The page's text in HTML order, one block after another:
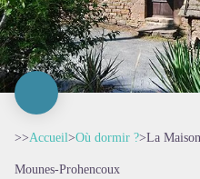
>>Accueil>Où dormir ?>La
Mounes-Prohencoux